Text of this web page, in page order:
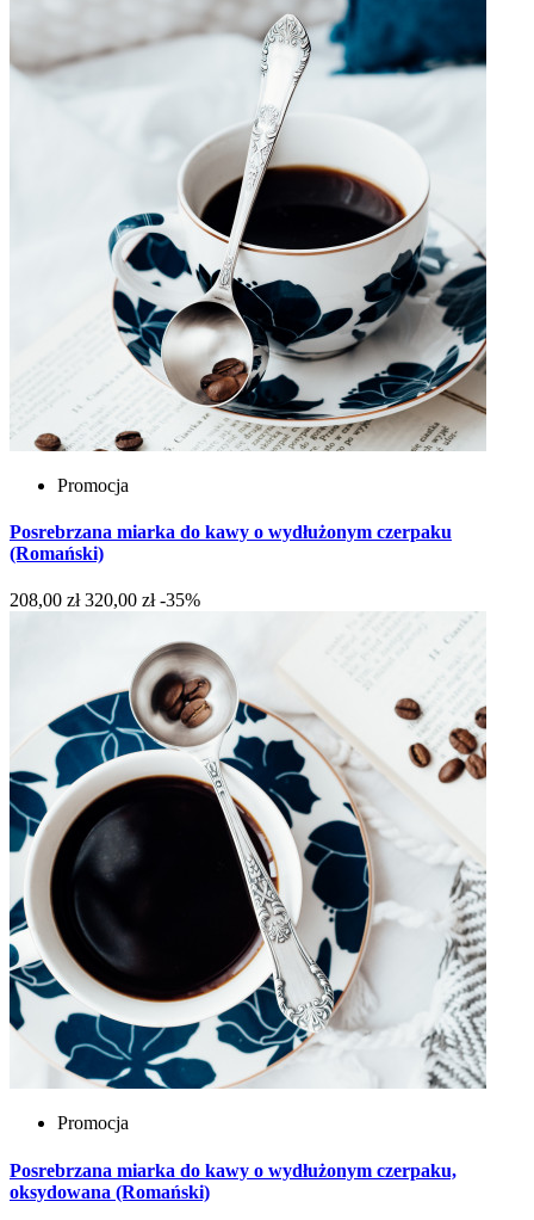
Promocja
Posrebrzana miarka do kawy o wydłużonym czerpaku
(Romański)
208,00 zł 320,00 zł -35%
Promocja
Posrebrzana miarka do kawy o wydłużonym czerpaku,
oksydowana (Romański)